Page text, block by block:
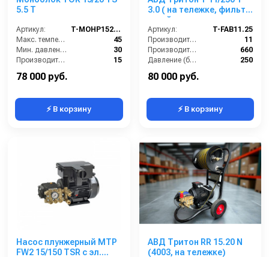
5.5 T
Артикул:
T-MOHP1520R
Макс. температура воды (°C):
45
Мин. давление (бар):
30
Производительность (л/мин):
15
Производительность (л/ч):
78 000 руб.
⚡ В корзину
3.0 ( на тележке, фильтр,
сухой ход, электрика с
теплозащитой, с
катушкой)
Артикул:
T-FAB11.25
Производительность (л/мин):
11
Производительность (л/ч):
660
Давление (бар):
250
Мощность (кВт):
80 000 руб.
⚡ В корзину
Насос плунжерный MTP
FW2 15/150 TSR с эл.
АВД Тритон RR 15.20 N
(4003, на тележке)